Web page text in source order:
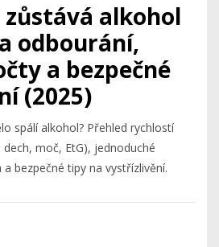
zůstává alkohol
odbourání,
a bezpečné
(2025)
spálí alkohol? Přehled rychlostí
moč, EtG), jednoduché
bezpečné tipy na vystřízlivění.